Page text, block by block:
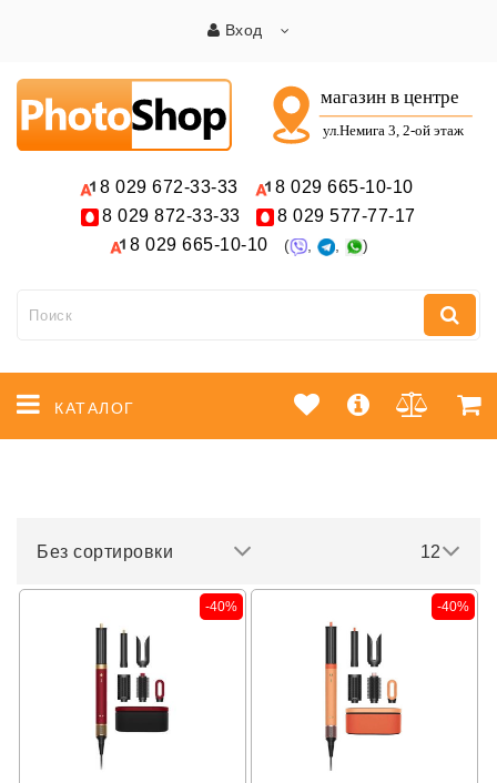
Вход
8 029 672-33-33 8 029 665-10-10
8 029 872-33-33 8 029 577-77-17
8 029 665-10-10 ( , , )
КАТАЛОГ
12
Без сортировки
-40% -40%